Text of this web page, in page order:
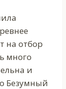
на отбор
много
и
Безумный